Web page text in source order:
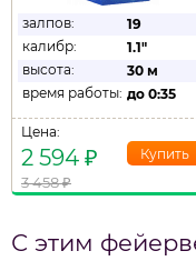
залпов:
19
калибр:
1.1"
высота:
30 м
время работы: до 0:35
Цена:
2 594 ₽
3 458₽
С этим